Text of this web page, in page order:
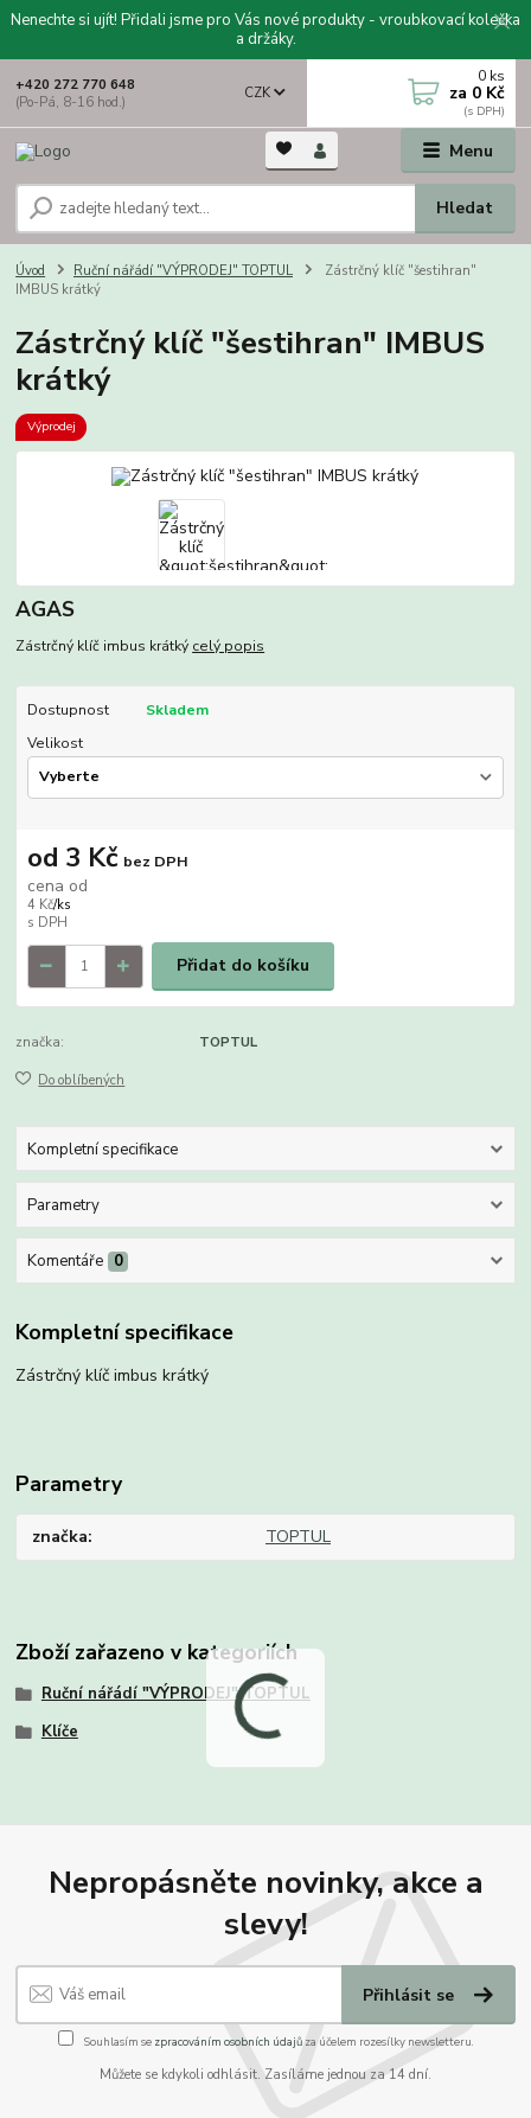
Nenechte si ujít! Přidali jsme pro Vás nové produkty - vroubkovací kolečka
a držáky.
Menu
CZK
Hledat
+420 272 770 648
(Po-Pá, 8-16 hod.)
0 ks
za 0 Kč
Úvod Ruční nářádí "VÝPRODEJ" TOPTUL
Zástrčný klíč "šestihran"
IMBUS krátký
Zástrčný klíč "šestihran" IMBUS
krátký
Výprodej
AGAS
Zástrčný klíč imbus krátký celý popis
Dostupnost
Skladem
Velikost
cena od
4 Kč/ks
od 3 Kč bez DPH
Přidat do košíku
značka: TOPTUL
Do oblíbených
Kompletní specifikace
Parametry
Komentáře 0
Kompletní specifikace
Zástrčný klíč imbus krátký
Parametry
značka TOPTUL
Zboží zařazeno v kategoriích
Ruční nářádí "VÝPRODEJ" TOPTUL
Klíče
Nepropásněte novinky, akce a
slevy!
Přihlásit se
Souhlasím se zpracováním osobních údajůza účelem rozesílky newsletteru.
Můžete se kdykoli odhlásit. Zasíláme jednou za 14 dní.